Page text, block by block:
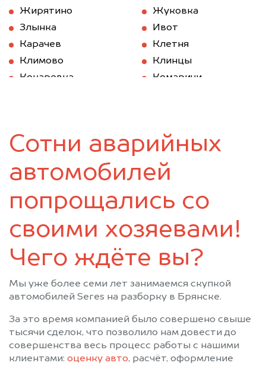
Жирятино
Жуковка
Злынка
Ивот
Карачев
Клетня
Климово
Клинцы
Кокаревка
Комаричи
Почеп
Ржаница
Севск
Стародуб
Суземка
Сураж
Трубчевск
Унеча
Сотни аварийных
автомобилей
попрощались со
своими хозяевами!
Чего ждёте вы?
Мы уже более семи лет занимаемся скупкой
автомобилей Seres на разборку в Брянске.
За это время компанией было совершено свыше
тысячи сделок, что позволило нам довести до
совершенства весь процесс работы с нашими
клиентами: оценку авто, расчёт, оформление